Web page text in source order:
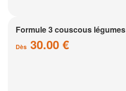
Formule 3 couscous légumes
Dès 30.00 €